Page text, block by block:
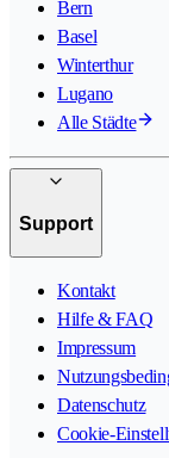
Bern
Basel
Winterthur
Lugano
Alle Städte
Support
Kontakt
Hilfe & FAQ
Impressum
Datenschutz
Cookie-